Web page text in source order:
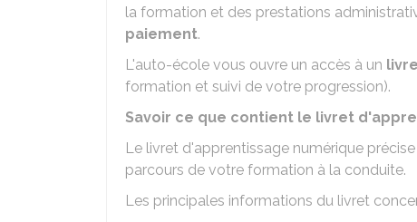
la formation et des prestations
paiement.
L'auto-école vous ouvre un accès à un
formation et suivi de votre progression).
Savoir ce que contient le livret
Le livret d'apprentissage numérique
parcours de votre formation à la conduite.
Les principales informations du livret